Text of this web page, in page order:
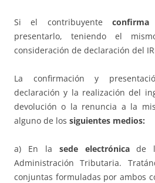
Si el contribuyente
presentarlo, teniendo el
consideración de declaración del
La confirmación y
declaración y la realización del
devolución o la renuncia a la
alguno de los siguientes medios:
a) En la sede electrónicade
Administración Tributaria.
conjuntas formuladas por ambos